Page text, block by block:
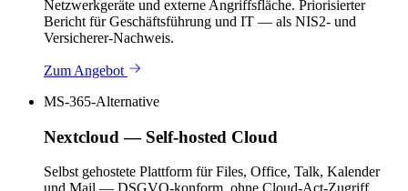
Netzwerkgeräte und externe Angriffsfläche. Priorisierter
Bericht für Geschäftsführung und IT — als NIS2- und
Versicherer-Nachweis.
Zum Angebot
MS-365-Alternative
Nextcloud — Self-hosted Cloud
Selbst gehostete Plattform für Files, Office, Talk, Kalender